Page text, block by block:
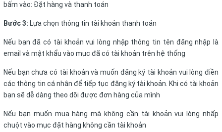
bấm vào: Đặt hàng và thanh toán
Bước 3: Lựa chọn thông tin tài khoản thanh toán
Nếu bạn đã có tài khoản vui lòng nhập thông tin tên đăng nhập là
email và mật khẩu vào mục đã có tài khoản trên hệ thống
Nếu bạn chưa có tài khoản và muốn đăng ký tài khoản vui lòng điền
các thông tin cá nhân để tiếp tục đăng ký tài khoản. Khi có tài khoản
bạn sẽ dễ dàng theo dõi được đơn hàng của mình
Nếu bạn muốn mua hàng mà không cần tài khoản vui lòng nhấp
chuột vào mục đặt hàng không cần tài khoản